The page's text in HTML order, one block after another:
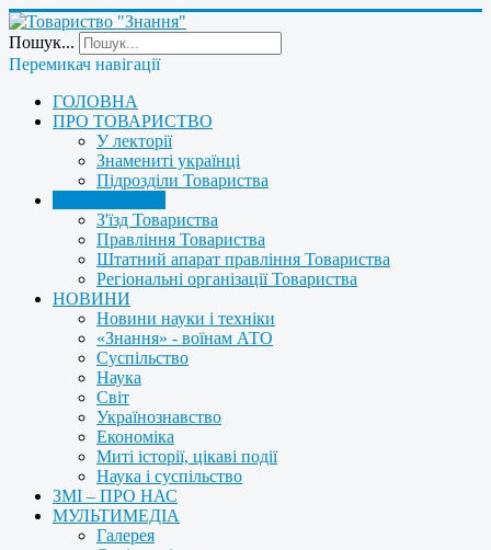
Пошук...
Перемикач навігації
ГОЛОВНА
ПРО ТОВАРИСТВО
У лекторії
Знамениті українці
Підрозділи Товариства
З'їзд Товариства
Правління Товариства
Штатний апарат правління Товариства
Регіональні організації Товариства
НОВИНИ
Новини науки і техніки
«Знання» - воїнам АТО
Суспільство
Наука
Світ
Українознавство
Економіка
Миті історії, цікаві події
Наука і суспільство
ЗМІ – ПРО НАС
МУЛЬТИМЕДІА
Галерея